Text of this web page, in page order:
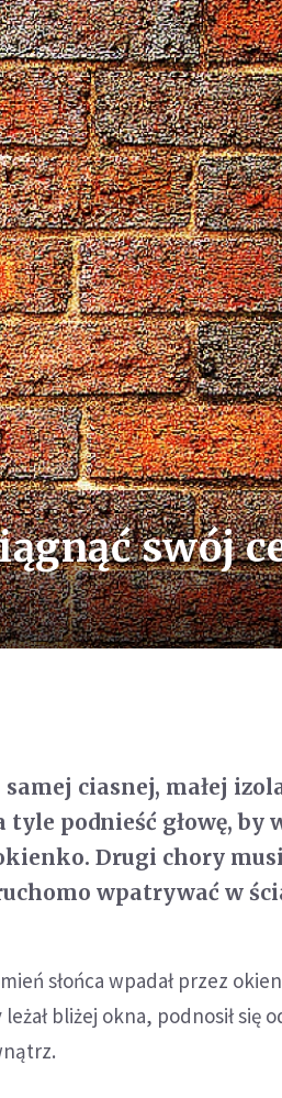
swój
ciasnej, małej
podnieść głowę, by
Drugi chory
wpatrywać w
słońca wpadał przez
bliżej okna, podnosił się